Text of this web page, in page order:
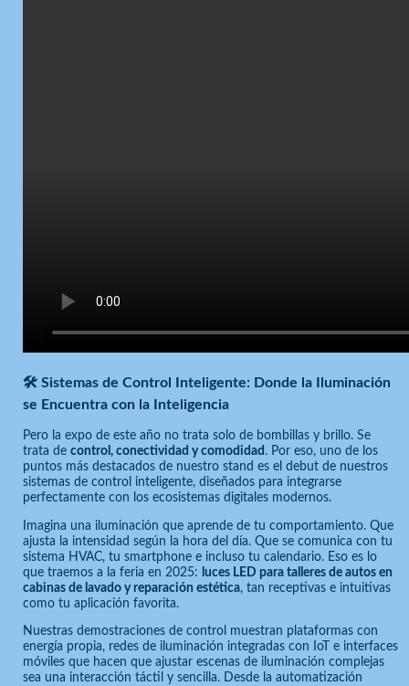
🛠️ Sistemas de Control Inteligente: Donde la Iluminación
se Encuentra con la Inteligencia
Pero la expo de este año no trata solo de bombillas y brillo. Se
trata de control, conectividad y comodidad . Por eso, uno de los
puntos más destacados de nuestro stand es el debut de nuestros
sistemas de control inteligente, diseñados para integrarse
perfectamente con los ecosistemas digitales modernos.
Imagina una iluminación que aprende de tu comportamiento. Que
ajusta la intensidad según la hora del día. Que se comunica con tu
sistema HVAC, tu smartphone e incluso tu calendario. Eso es lo
que traemos a la feria en 2025: luces LED para talleres de autos en
cabinas de lavado y reparación estética, tan receptivas e intuitivas
como tu aplicación favorita.
Nuestras demostraciones de control muestran plataformas con
energía propia, redes de iluminación integradas con IoT e interfaces
móviles que hacen que ajustar escenas de iluminación complejas
sea una interacción táctil y sencilla. Desde la automatización